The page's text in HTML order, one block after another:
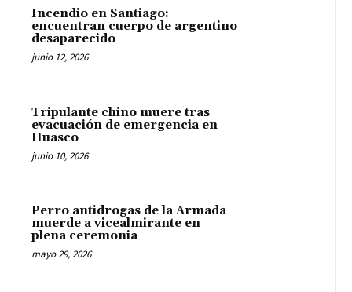
Incendio en Santiago:
encuentran cuerpo de argentino
desaparecido
junio 12, 2026
Tripulante chino muere tras
evacuación de emergencia en
Huasco
junio 10, 2026
Perro antidrogas de la Armada
muerde a vicealmirante en
plena ceremonia
mayo 29, 2026